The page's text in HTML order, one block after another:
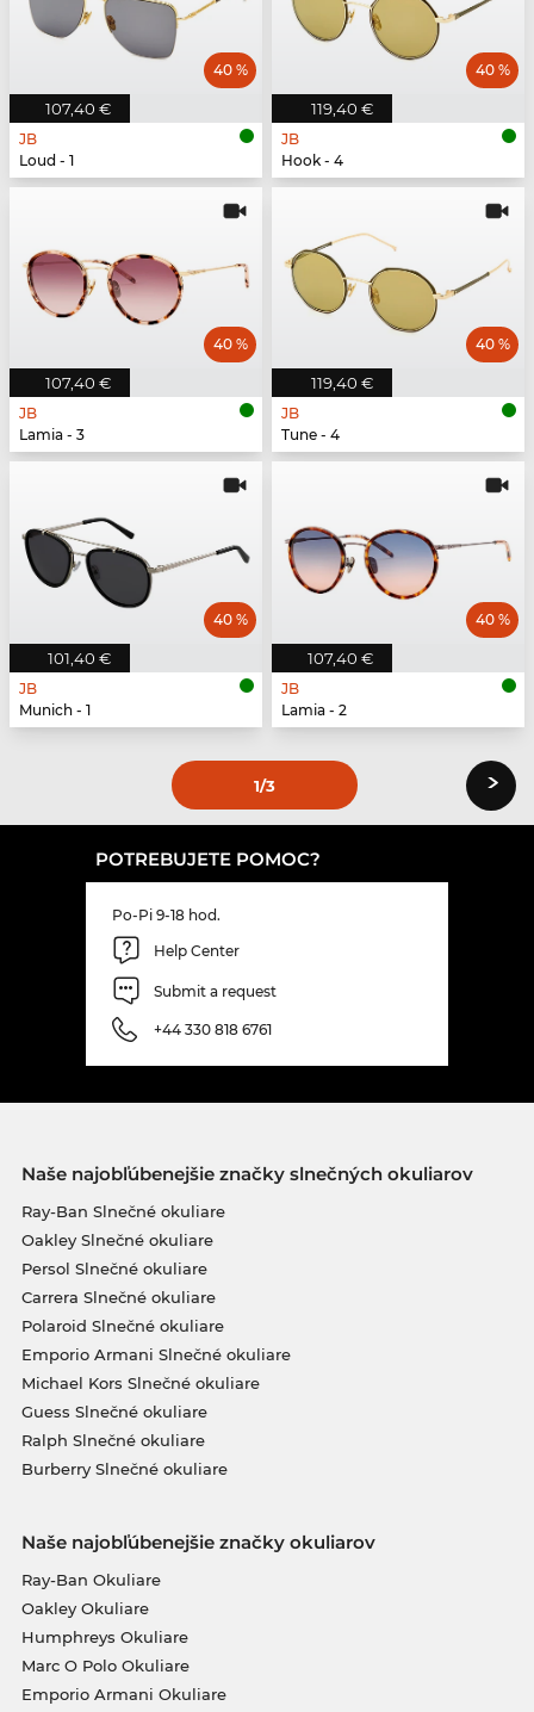
107,40 €
40 %
JB
Loud - 1
119,40 €
40 %
JB
Hook - 4
107,40 €
40 %
JB
Lamia - 3
119,40 €
40 %
JB
Tune - 4
101,40 €
40 %
JB
Munich - 1
107,40 €
40 %
JB
Lamia - 2
1/3 ›
POTREBUJETE POMOC?
Po-Pi 9-18 hod.
Help Center
Submit a request
+44 330 818 6761
Naše najobľúbenejšie značky slnečných okuliarov
Ray-Ban Slnečné okuliare
Oakley Slnečné okuliare
Persol Slnečné okuliare
Carrera Slnečné okuliare
Polaroid Slnečné okuliare
Emporio Armani Slnečné okuliare
Michael Kors Slnečné okuliare
Guess Slnečné okuliare
Ralph Slnečné okuliare
Burberry Slnečné okuliare
Naše najobľúbenejšie značky okuliarov
Ray-Ban Okuliare
Oakley Okuliare
Humphreys Okuliare
Marc O Polo Okuliare
Emporio Armani Okuliare